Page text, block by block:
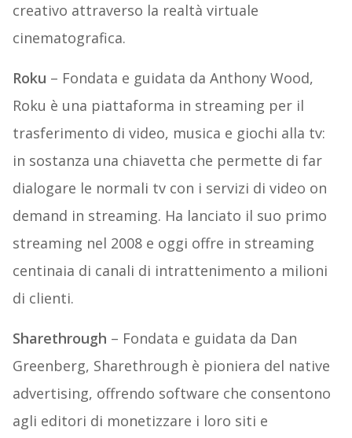
creativo attraverso la realtà virtuale
cinematografica.
Roku – Fondata e guidata da Anthony Wood,
Roku è una piattaforma in streaming per il
trasferimento di video, musica e giochi alla tv:
in sostanza una chiavetta che permette di far
dialogare le normali tv con i servizi di video on
demand in streaming. Ha lanciato il suo primo
streaming nel 2008 e oggi offre in streaming
centinaia di canali di intrattenimento a milioni
di clienti.
Sharethrough – Fondata e guidata da Dan
Greenberg, Sharethrough è pioniera del native
advertising, offrendo software che consentono
agli editori di monetizzare i loro siti e